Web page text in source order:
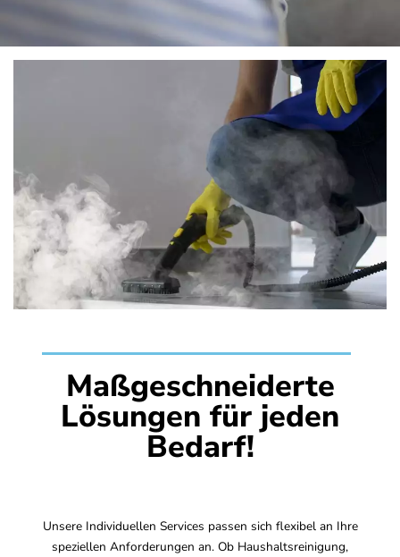
Maßgeschneiderte
Lösungen für jeden
Bedarf!
Unsere Individuellen Services passen sich flexibel an Ihre
speziellen Anforderungen an. Ob Haushaltsreinigung,